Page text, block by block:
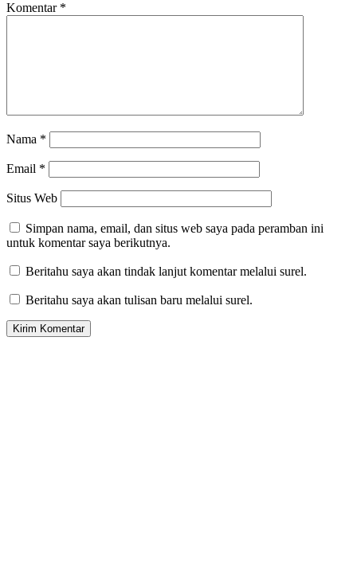
Komentar *
Nama *
Email *
Situs Web
Simpan nama, email, dan situs web saya pada peramban ini
untuk komentar saya berikutnya.
Beritahu saya akan tindak lanjut komentar melalui surel.
Beritahu saya akan tulisan baru melalui surel.